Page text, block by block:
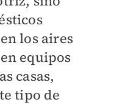
los aires
equipos
casas,
tipo de